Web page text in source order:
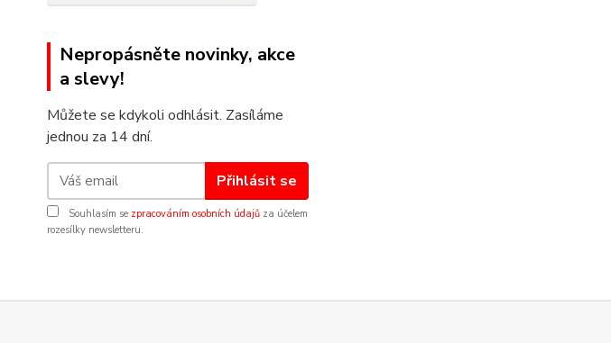
Nepropásněte novinky, akce
a slevy!
Můžete se kdykoli odhlásit. Zasíláme
jednou za 14 dní.
Přihlásit se
Souhlasím se zpracováním osobních údajů za účelem
rozesílky newsletteru.